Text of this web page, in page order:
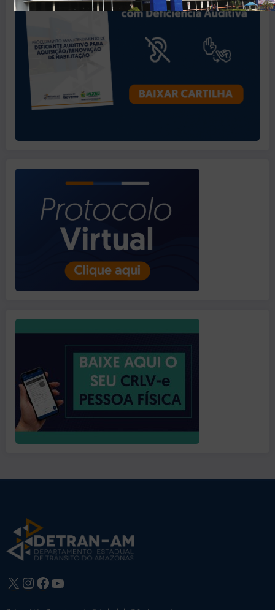
X Instagram
Facebook
Youtube